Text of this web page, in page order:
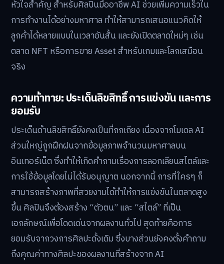
หัวใจสำคัญ สำหรับศิลปินมืออาชีพ AI ช่วยเพิ่มความเร็วใน
การทำงานได้อย่างมหาศาล ทำให้สามารถเสนอแนวคิดให้
ลูกค้าได้หลายแบบในเวลาอันสั้น และยังเปิดตลาดใหม่ๆ เช่น
ตลาด NFT หรือการขาย Asset สำหรับเกมและโลกเสมือน
จริง
ความท้าทาย: ประเด็นลิขสิทธิ์ การแข่งขัน และการ
ยอมรับ
ประเด็นด้านลิขสิทธิ์ยังคงเป็นที่ถกเถียง เนื่องจากโมเดล AI
ส่วนใหญ่ถูกฝึกฝนจากข้อมูลภาพจำนวนมหาศาลบน
อินเทอร์เน็ต ซึ่งทำให้เกิดคำถามเรื่องการลอกเลียนสไตล์และ
การใช้ข้อมูลโดยไม่ได้รับอนุญาต นอกจากนี้ การที่ใครๆ ก็
สามารถสร้างภาพที่สวยงามได้ทำให้การแข่งขันในตลาดสูง
ขึ้น ศิลปินจึงต้องสร้าง “ตัวตน” และ “สไตล์” ที่เป็น
เอกลักษณ์เพื่อโดดเด่นจากผลงานทั่วไป สุดท้ายคือการ
ยอมรับจากวงการศิลปะดั้งเดิม ซึ่งบางส่วนยังคงตั้งคำถาม
ถึงคุณค่าทางศิลปะของผลงานที่สร้างจาก AI